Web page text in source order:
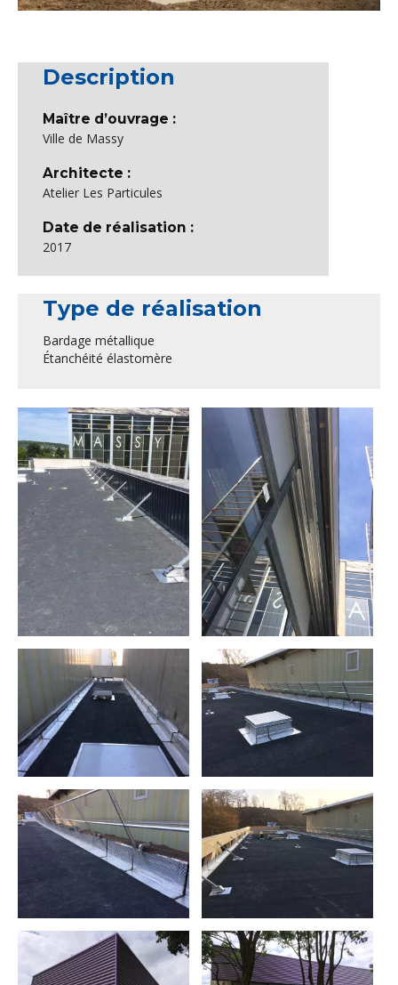
Description
Maître d’ouvrage :
Ville de Massy
Architecte :
Atelier Les Particules
Date de réalisation :
2017
Type de réalisation
Bardage métallique
Étanchéité élastomère